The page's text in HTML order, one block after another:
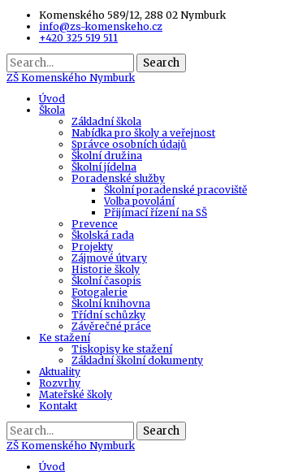
Komenského 589/12, 288 02 Nymburk
info@zs-komenskeho.cz
+420 325 519 511
Search
ZŠ Komenského Nymburk
Úvod
Škola
Základní škola
Nabídka pro školy a veřejnost
Správce osobních údajů
Školní družina
Školní jídelna
Poradenské služby
Školní poradenské pracoviště
Volba povolání
Přijímací řízení na SŠ
Prevence
Školská rada
Projekty
Zájmové útvary
Historie školy
Školní časopis
Fotogalerie
Školní knihovna
Třídní schůzky
Závěrečné práce
Ke stažení
Tiskopisy ke stažení
Základní školní dokumenty
Aktuality
Rozvrhy
Mateřské školy
Kontakt
Search
ZŠ Komenského Nymburk
Úvod